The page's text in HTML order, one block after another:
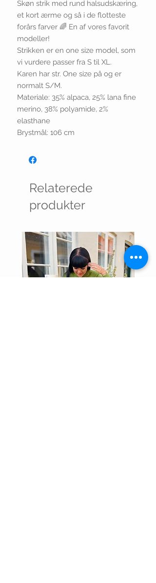
Skøn strik med rund halsudskæring,
et kort ærme og så i de flotteste
forårs farver 🌈 En af vores favorit
modeller!
Strikken er en one size model, som
vi vurdere passer fra S til XL.
Karen har str. One size på og er
normalt S/M.
Materiale: 35% alpaca, 25% lana fine
merino, 38% polyamide, 2%
elasthane
Brystmål: 106 cm
Relaterede
produkter